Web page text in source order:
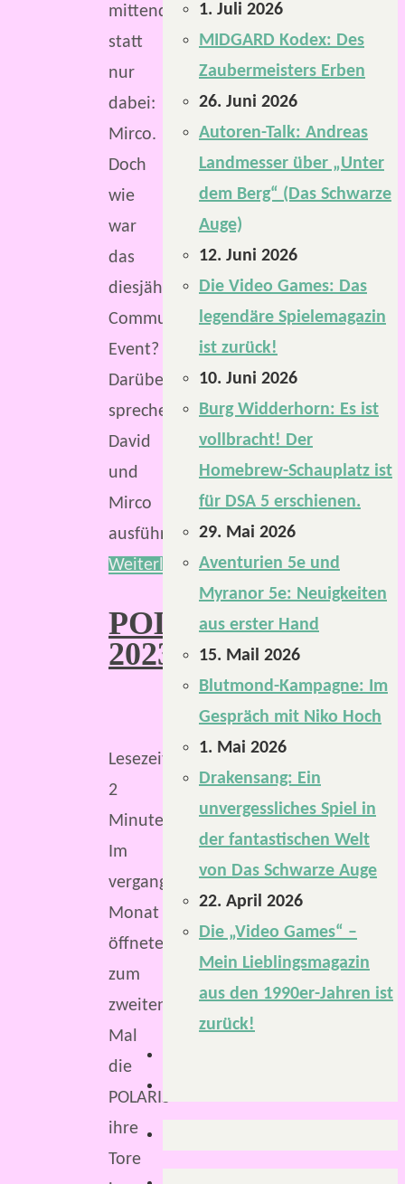
mittendrin
statt
nur
dabei:
Mirco.
Doch
wie
war
das
diesjährige
Community-
Event?
Darüber
sprechen
David
und
Mirco
ausführlich.
Weiterlesen
POLARIS
2023
Lesezeit:
2
Minuten
Im
vergangenen
Monat
öffnete
zum
zweiten
Mal
die
POLARIS
ihre
Tore
1. Juli 2026
MIDGARD Kodex: Des
Zaubermeisters Erben
26. Juni 2026
Autoren-Talk: Andreas
Landmesser über „Unter
dem Berg“ (Das Schwarze
Auge)
12. Juni 2026
Die Video Games: Das
legendäre Spielemagazin
ist zurück!
10. Juni 2026
Burg Widderhorn: Es ist
vollbracht! Der
Homebrew-Schauplatz ist
für DSA 5 erschienen.
29. Mai 2026
Aventurien 5e und
Myranor 5e: Neuigkeiten
aus erster Hand
15. Mail 2026
Blutmond-Kampagne: Im
Gespräch mit Niko Hoch
1. Mai 2026
Drakensang: Ein
unvergessliches Spiel in
der fantastischen Welt
von Das Schwarze Auge
22. April 2026
Die „Video Games“ –
Mein Lieblingsmagazin
aus den 1990er-Jahren ist
zurück!